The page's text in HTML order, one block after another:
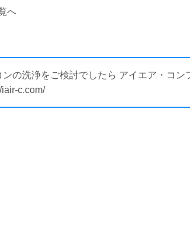
へ
の洗浄をご検討でしたら アイエア・コン
c.com/